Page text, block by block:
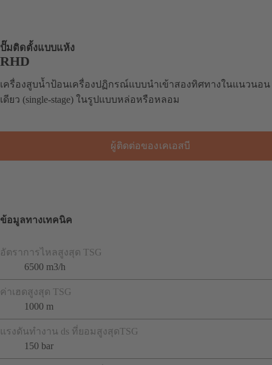
ปั๊มติดตั้งแบบแห้ง
RHD
เครื่องสูบน้ำป้อนเครื่องปฏิกรณ์แบบนำเข้าสองทิศทางในแนวนอ
เดียว (single-stage) ในรูปแบบหล่อหรือหลอม
ผู้ติดต่อของเคเอสบี
ข้อมูลทางเทคนิค
อัตราการไหลสูงสุด TSG
6500 m3/h
ค่าเฮดสูงสุด TSG
1000 m
แรงดันทำงาน ds ที่ยอมสูงสุดTSG
150 bar